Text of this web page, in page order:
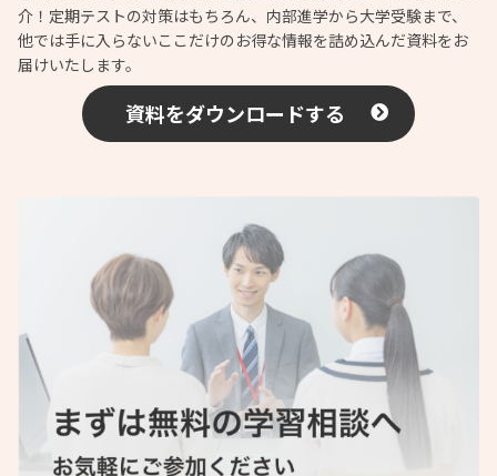
介！定期テストの対策はもちろん、内部進学から大学受験まで、
他では手に入らないここだけのお得な情報を詰め込んだ資料をお
届けいたします。
資料をダウンロードする